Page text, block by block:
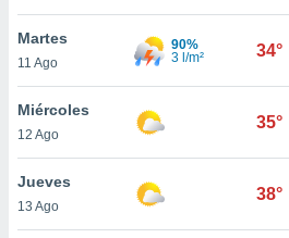
cookies
aceptar
Martes
11 Ago
90%
3 l/m²
34°
Miércoles
12 Ago
35°
Jueves
13 Ago
38°